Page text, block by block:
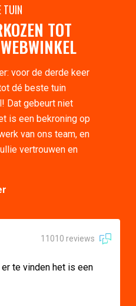
TUIN
TOT
voor de derde keer
dé beste tuin
Dat gebeurt niet
is een bekroning op
van ons team, en
vertrouwen en
11010 reviews
te vinden het is een